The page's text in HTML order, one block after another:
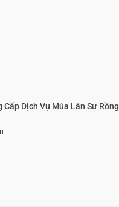
Dịch Vụ Múa Lân Sư